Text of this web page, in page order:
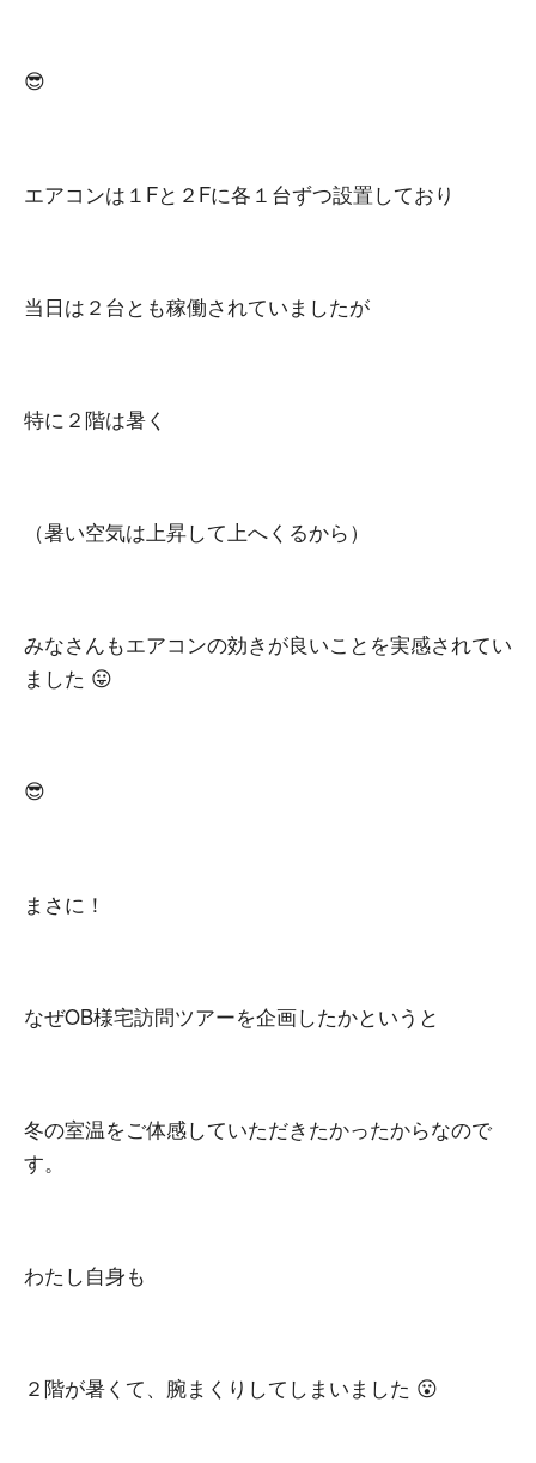
😎
エアコンは１Fと２Fに各１台ずつ設置しており
当日は２台とも稼働されていましたが
特に２階は暑く
（暑い空気は上昇して上へくるから）
みなさんもエアコンの効きが良いことを実感されてい
ました 😛
😎
まさに！
なぜOB様宅訪問ツアーを企画したかというと
冬の室温をご体感していただきたかったからなので
す。
わたし自身も
２階が暑くて、腕まくりしてしまいました 😮